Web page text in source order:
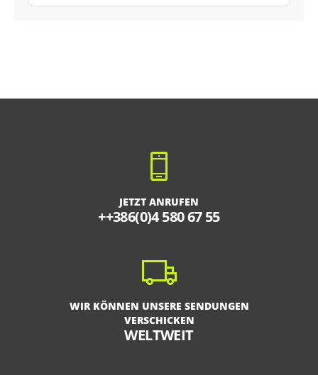
JETZT ANRUFEN
++386(0)4 580 67 55
WIR KÖNNEN UNSERE SENDUNGEN
VERSCHICKEN
WELTWEIT